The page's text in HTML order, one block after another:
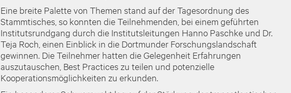
Eine breite Palette von Themen stand auf der Tagesordnung des
Stammtisches, so konnten die Teilnehmenden, bei einem geführten
Institutsrundgang durch die Institutsleitungen Hanno Paschke und Dr.
Teja Roch, einen Einblick in die Dortmunder Forschungslandschaft
gewinnen. Die Teilnehmer hatten die Gelegenheit Erfahrungen
auszutauschen, Best Practices zu teilen und potenzielle
Kooperationsmöglichkeiten zu erkunden.